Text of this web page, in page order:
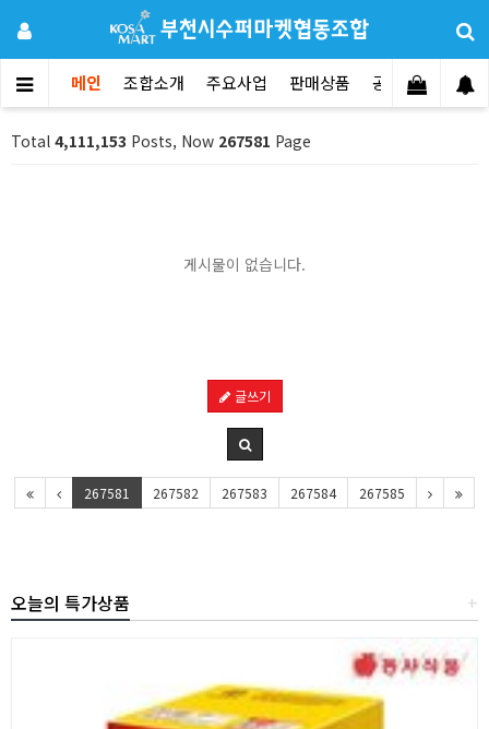
메인 조합소개 주요사업 판매상품 공지사항 문
Total 4,111,153 Posts, Now 267581 Page
게시물이 없습니다.
글쓰기
267581 267582 267583 267584 267585
+
오늘의 특가상품